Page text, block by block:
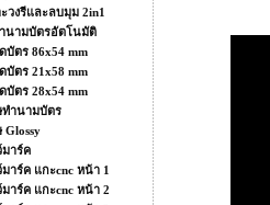
วงรีและลบมุม 2in1
ำนามบัตรอัตโนมัติ
บัตร 86x54 mm
บัตร 21x58 mm
บัตร 28x54 mm
ทำนามบัตร
Glossy
มาร์ค
าร์ค แกะcnc หน้า 1
าร์ค แกะcnc หน้า 2